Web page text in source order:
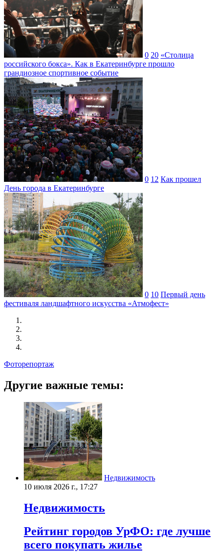
0 20 «Столица
российского бокса». Как в Екатеринбурге прошло
грандиозное спортивное событие
0 12 Как прошел
День города в Екатеринбурге
0 10 Первый день
фестиваля ландшафтного искусства «Атмофест»
Фоторепортаж
Другие важные темы:
Недвижимость
10 июля 2026 г., 17:27
Недвижимость
Рейтинг городов УрФО: где лучше
всего покупать жилье